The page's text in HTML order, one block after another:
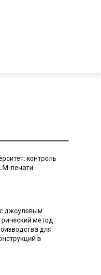
контроль
печати
джоулевым
метод
для
в